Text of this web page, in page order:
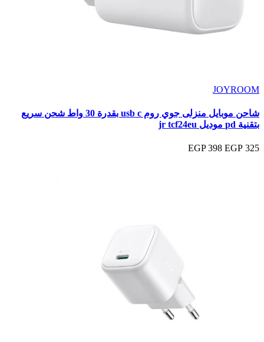
JOYROOM
شاحن موبايل منزلى جوي روم usb c بقدرة 30 واط شحن سريع
بتقنية pd موديل jr tcf24eu
325 EGP
398 EGP